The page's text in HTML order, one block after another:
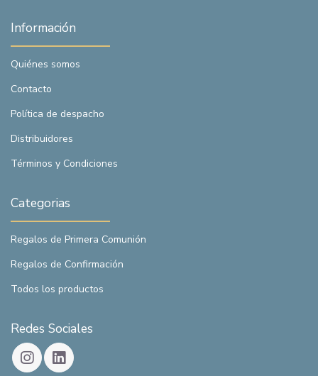
Información
Quiénes somos
Contacto
Política de despacho
Distribuidores
Términos y Condiciones
Categorias
Regalos de Primera Comunión
Regalos de Confirmación
Todos los productos
Redes Sociales